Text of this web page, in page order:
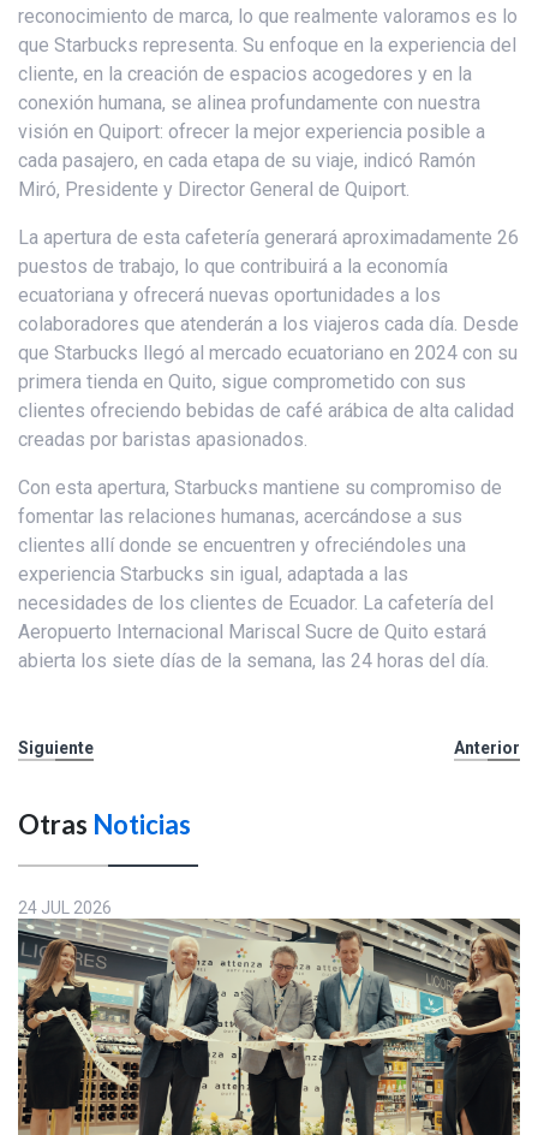
reconocimiento de marca, lo que realmente valoramos es lo
que Starbucks representa. Su enfoque en la experiencia del
cliente, en la creación de espacios acogedores y en la
conexión humana, se alinea profundamente con nuestra
visión en Quiport: ofrecer la mejor experiencia posible a
cada pasajero, en cada etapa de su viaje, indicó Ramón
Miró, Presidente y Director General de Quiport.
La apertura de esta cafetería generará aproximadamente 26
puestos de trabajo, lo que contribuirá a la economía
ecuatoriana y ofrecerá nuevas oportunidades a los
colaboradores que atenderán a los viajeros cada día. Desde
que Starbucks llegó al mercado ecuatoriano en 2024 con su
primera tienda en Quito, sigue comprometido con sus
clientes ofreciendo bebidas de café arábica de alta calidad
creadas por baristas apasionados.
Con esta apertura, Starbucks mantiene su compromiso de
fomentar las relaciones humanas, acercándose a sus
clientes allí donde se encuentren y ofreciéndoles una
experiencia Starbucks sin igual, adaptada a las
necesidades de los clientes de Ecuador. La cafetería del
Aeropuerto Internacional Mariscal Sucre de Quito estará
abierta los siete días de la semana, las 24 horas del día.
Siguiente Anterior
Otras Noticias
24 JUL 2026